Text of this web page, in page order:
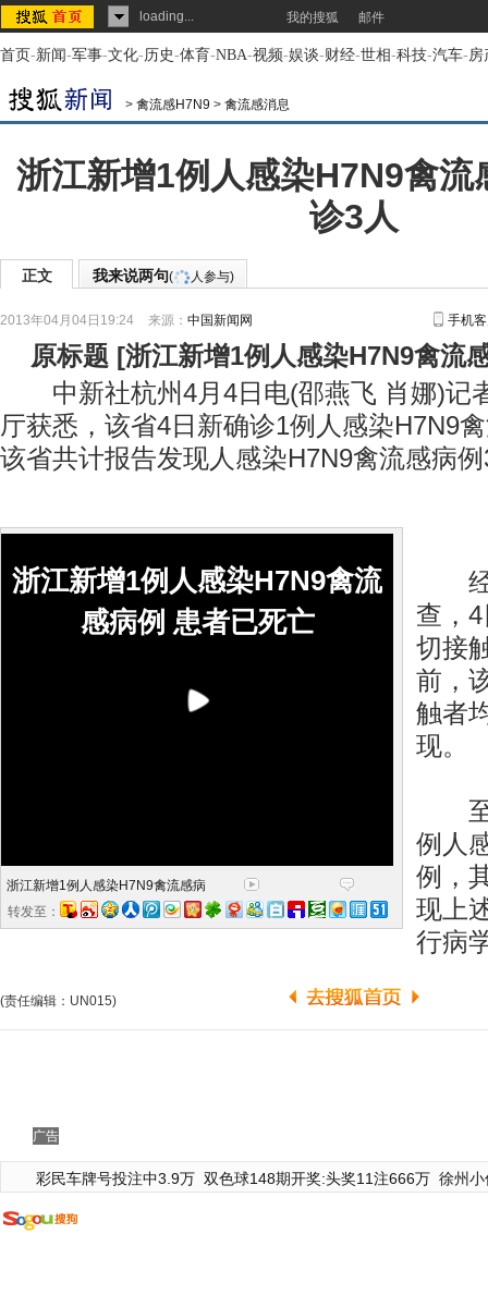
loading... 我的搜狐 邮件
首页-新闻-军事-文化-历史-体育-NBA-视频-娱谈-财经-世相-科技-汽车-房
> 禽流感H7N9 > 禽流感消息
浙江新增1例人感染H7N9禽流
诊3人
正文 我来说两句( 人参与)
2013年04月04日19:24 来源： 中国新闻网 手机
原标题 [浙江新增1例人感染H7N9禽流
中新社杭州4月4日电(邵燕飞 肖娜)记
厅获悉，该省4日新确诊1例人感染H7N9
该省共计报告发现人感染H7N9禽流感病
浙江新增1例人感染H7N9禽流
感病例 患者已死亡
浙江新增1例人感染H7N9禽流感病
转发至：
经
查，
切接
前，
触者
现。
至
例人
例，
现上
行病
(责任编辑：UN015)
广告
彩民车牌号投注中3.9万 双色球148期开奖:头奖11注666万 徐州